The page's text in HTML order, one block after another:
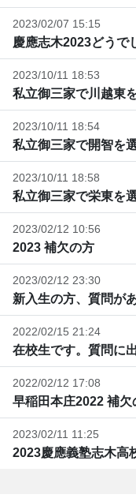
2023/02/07 15:15
慶應志木2023どうで
2023/10/11 18:53
私立御三家で川越東
2023/10/11 18:54
私立御三家で開智を
2023/10/11 18:58
私立御三家で栄東を
2023/02/12 10:56
2023 補欠の方
2023/02/12 23:30
新入生の方、質問が
2022/02/15 21:24
在校生です。質問に
2022/02/12 17:08
早稲田本庄2022 補欠
2023/02/11 11:25
2023慶應義塾志木高